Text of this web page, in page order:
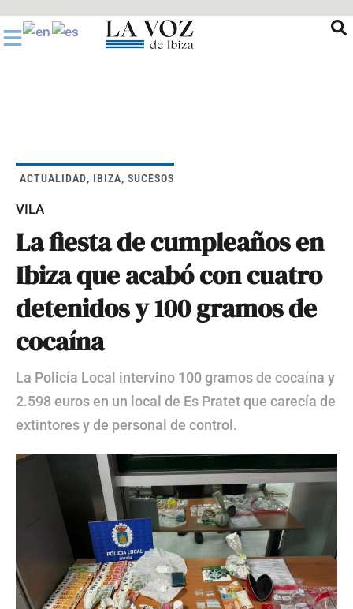
al
contenido
ACTUALIDAD, IBIZA, SUCESOS
VILA
La fiesta de cumpleaños en
Ibiza que acabó con cuatro
detenidos y 100 gramos de
cocaína
La Policía Local intervino 100 gramos de cocaína y
2.598 euros en un local de Es Pratet que carecía de
extintores y de personal de control.